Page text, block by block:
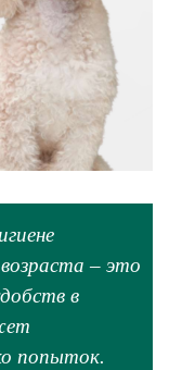
– это
в
попыток.